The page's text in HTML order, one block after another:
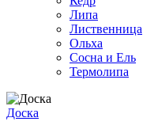
Липа
Лиственница
Ольха
Сосна и Ель
Термолипа
Доска